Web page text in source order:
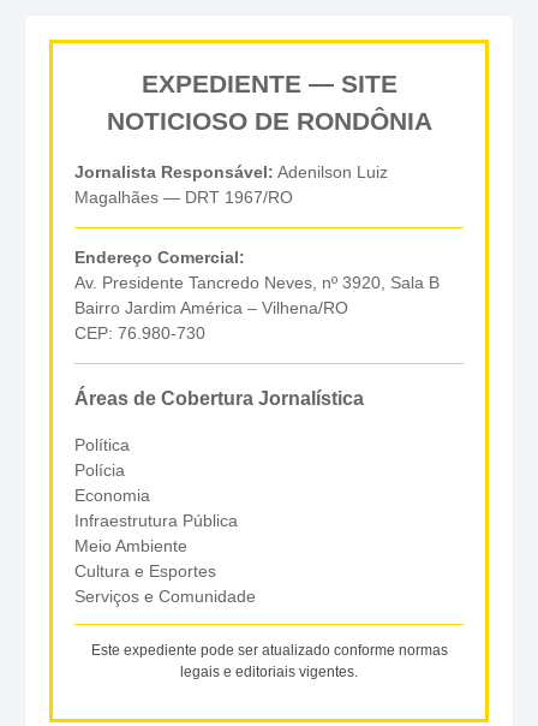
EXPEDIENTE — SITE
NOTICIOSO DE RONDÔNIA
Jornalista Responsável: Adenilson Luiz
Magalhães — DRT 1967/RO
Endereço Comercial:
Av. Presidente Tancredo Neves, nº 3920, Sala B
Bairro Jardim América – Vilhena/RO
CEP: 76.980-730
Áreas de Cobertura Jornalística
Política
Polícia
Economia
Infraestrutura Pública
Meio Ambiente
Cultura e Esportes
Serviços e Comunidade
Este expediente pode ser atualizado conforme normas
legais e editoriais vigentes.